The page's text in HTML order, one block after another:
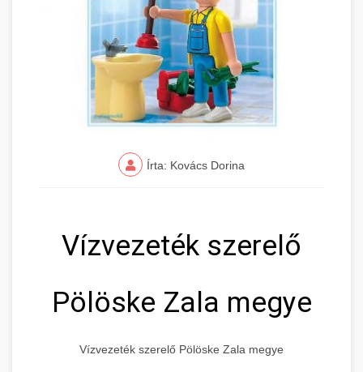
Írta: Kovács Dorina
Vízvezeték szerelő
Pölöske Zala megye
Vízvezeték szerelő Pölöske Zala megye